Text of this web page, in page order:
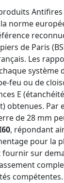
norme
de Paris
Les
système
feu ou de
E
obtenues. Par
de 28 mm
, répondant
pour la
sur
compétentes.